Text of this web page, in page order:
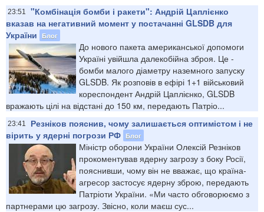
23:51
"Комбінація бомби і ракети": Андрій Цаплієнко
вказав на негативний момент у постачанні GLSDB для
України
Блог
До нового пакета американської допомоги
Україні увійшла далекобійна зброя. Це -
бомби малого діаметру наземного запуску
GLSDB. Як розповів в ефірі 1+1 військовий
кореспондент Андрій Цаплієнко, GLSDB
вражають цілі на відстані до 150 км, передають Патріо...
23:41
Резніков пояснив, чому залишається оптимістом і не
вірить у ядерні погрози РФ Блог
Міністр оборони України Олексій Резніков
прокоментував ядерну загрозу з боку Росії,
пояснивши, чому він не вважає, що країна-
агресор застосує ядерну зброю, передають
Патріоти України. «Ми часто обговорюємо з
партнерами цю загрозу. Звісно, коли маєш сус...